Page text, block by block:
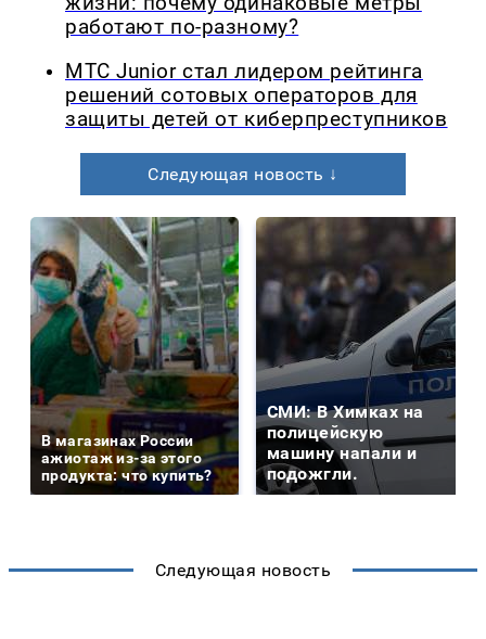
работают по-разному?
МТС Junior стал лидером рейтинга
решений сотовых операторов для
защиты детей от киберпреступников
Следующая новость ↓
В магазинах России
ажиотаж из-за этого
продукта: что купить?
СМИ: В Химках на
полицейскую
машину напали и
подожгли.
Следующая новость